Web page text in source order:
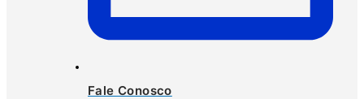
Fale Conosco